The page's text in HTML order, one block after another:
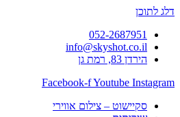
דלג לתוכן
052-2687951
info@skyshot.co.il
הירדן 83, רמת גן
Facebook-fYoutube Instagram
סקיישוט – צילום אווירי